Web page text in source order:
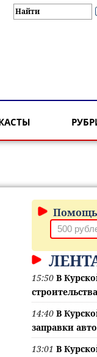
15:50 В
14:40 В
заправки
13:01 В